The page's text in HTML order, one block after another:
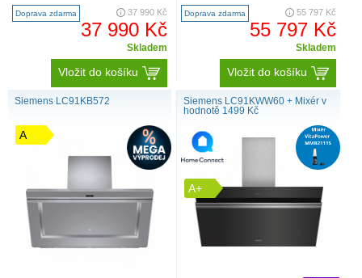
nádobí spojením dvou klasic..
Doprava zdarma 37 990 Kč
37 990 Kč
Skladem
Vložit do košíku
používejte nádobí jakéhokoli tv..
Doprava zdarma 55 797 Kč
55 797 Kč
Skladem
Vložit do košíku
Siemens LC91KB572
A
Siemens LC91KWW60 + Mixér v
hodnotě 1499 Kč
A+